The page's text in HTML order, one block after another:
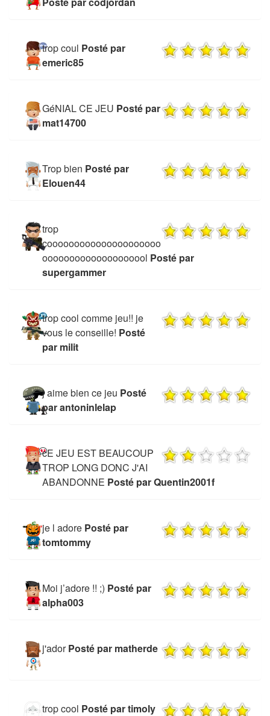
trop coul Posté par
emeric85
GéNIAL CE JEU Posté par
mat14700
Trop bien Posté par
Elouen44
trop
cooooooooooooooooooooo
oooooooooooooooooool Posté par
supergammer
trop cool comme jeu!! je
vous le conseille! Posté
par milit
j aime bien ce jeu Posté
par antoninlelap
cE JEU EST BEAUCOUP
TROP LONG DONC J'AI
ABANDONNE Posté par Quentin2001f
je l adore Posté par
tomtommy
Moi j’adore !! ;) Posté par
alpha003
j'ador Posté par matherde
trop cool Posté par timoly